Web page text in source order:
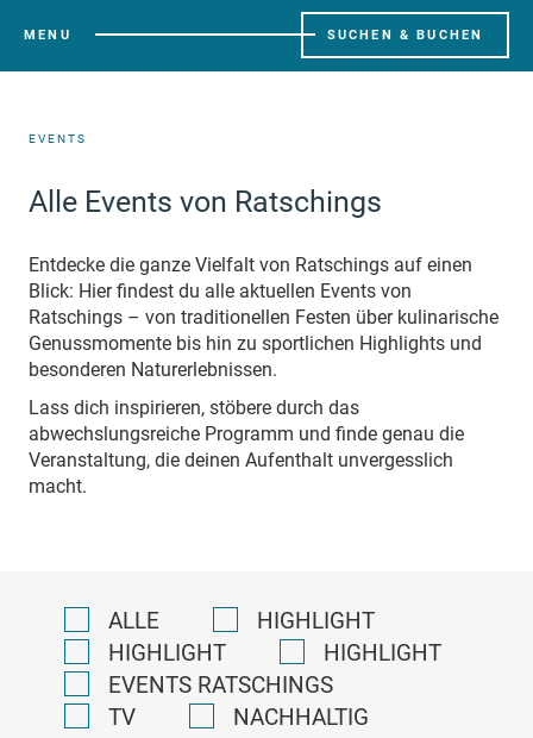
MENU SUCHEN & BUCHEN
EVENTS
Alle Events von Ratschings
Entdecke die ganze Vielfalt von Ratschings auf einen
Blick: Hier findest du alle aktuellen Events von
Ratschings – von traditionellen Festen über kulinarische
Genussmomente bis hin zu sportlichen Highlights und
besonderen Naturerlebnissen.
Lass dich inspirieren, stöbere durch das
abwechslungsreiche Programm und finde genau die
Veranstaltung, die deinen Aufenthalt unvergesslich
macht.
ALLE
HIGHLIGHT
HIGHLIGHT
HIGHLIGHT
EVENTS RATSCHINGS
TV
NACHHALTIG